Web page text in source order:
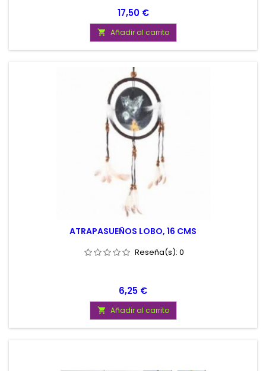
Precio
17,50 €
 Añadir al carrito
ATRAPASUEÑOS LOBO, 16 CMS
Reseña(s): 0
Precio
6,25 €
 Añadir al carrito